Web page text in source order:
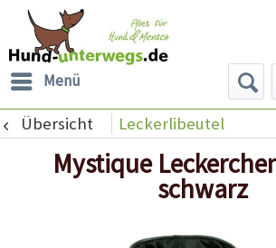
Menü
Übersicht Leckerlibeutel
Mystique
schwarz